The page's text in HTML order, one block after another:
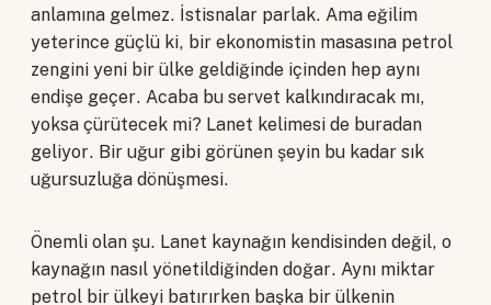
anlamına gelmez. İstisnalar parlak. Ama eğilim
yeterince güçlü ki, bir ekonomistin masasına petrol
zengini yeni bir ülke geldiğinde içinden hep aynı
endişe geçer. Acaba bu servet kalkındıracak mı,
yoksa çürütecek mi? Lanet kelimesi de buradan
geliyor. Bir uğur gibi görünen şeyin bu kadar sık
uğursuzluğa dönüşmesi.
Önemli olan şu. Lanet kaynağın kendisinden değil, o
kaynağın nasıl yönetildiğinden doğar. Aynı miktar
petrol bir ülkeyi batırırken başka bir ülkenin